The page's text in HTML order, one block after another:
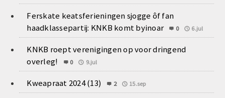
Ferskate keatsferieningen sjogge ôf fan
haadklassepartij: KNKB komt byinoar
0 6.jul
KNKB roept verenigingen op voor dringend
overleg!
0 9.jul
Kweapraat 2024 (13) 2 15.sep